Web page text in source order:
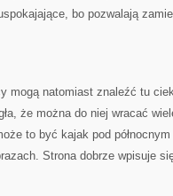
bo pozwalają
mogą natomiast znaleźć tu
że można do niej wracać
to być kajak pod
Strona dobrze wpisuje